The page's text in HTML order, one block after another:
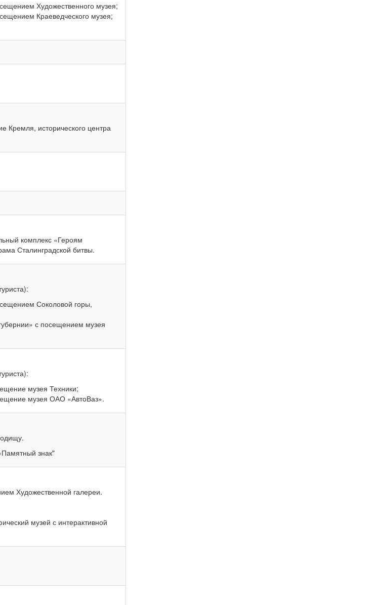
Художественного музея;
Краеведческого музея;
Кремля, исторического центра
комплекс «Героям
Сталинградской битвы.
Соколовой горы,
с посещением музея
музея Техники;
музея ОАО «АвтоВаз».
знак"
Художественной галереи.
музей с интерактивной